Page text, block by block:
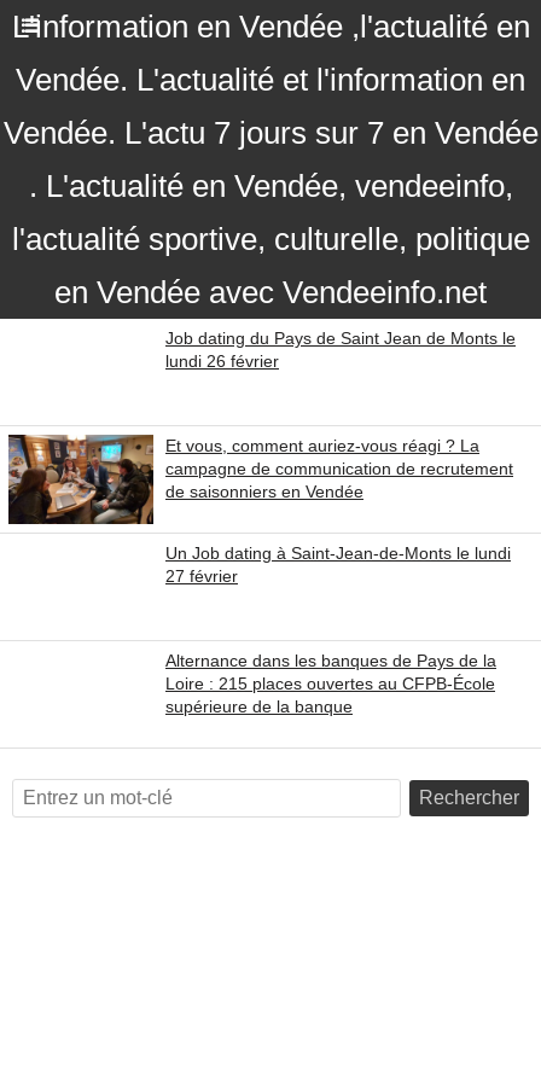
L'information en Vendée ,l'actualité en
Vendée. L'actualité et l'information en
Vendée. L'actu 7 jours sur 7 en Vendée
. L'actualité en Vendée, vendeeinfo,
l'actualité sportive, culturelle, politique
en Vendée avec Vendeeinfo.net
Job dating du Pays de Saint Jean de Monts le
lundi 26 février
Et vous, comment auriez-vous réagi ? La
campagne de communication de recrutement
de saisonniers en Vendée
Un Job dating à Saint-Jean-de-Monts le lundi
27 février
Alternance dans les banques de Pays de la
Loire : 215 places ouvertes au CFPB-École
supérieure de la banque
Rechercher